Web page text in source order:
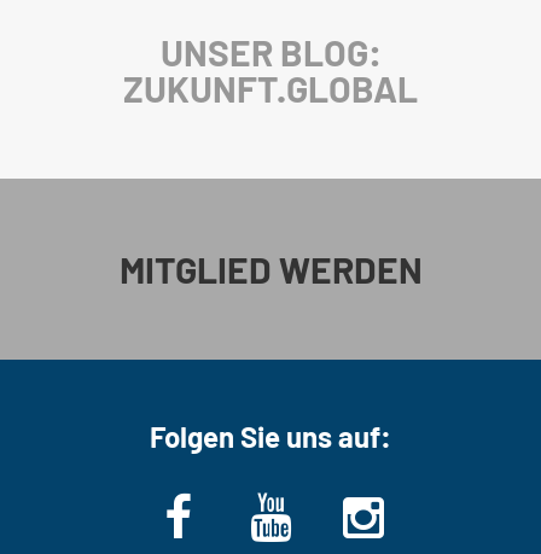
UNSER BLOG:
ZUKUNFT.GLOBAL
MITGLIED WERDEN
Folgen Sie uns auf: